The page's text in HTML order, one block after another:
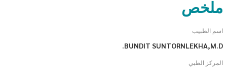
ملخص
اسم الطبيب
BUNDIT SUNTORNLEKHA,M.D.
المركز الطبي